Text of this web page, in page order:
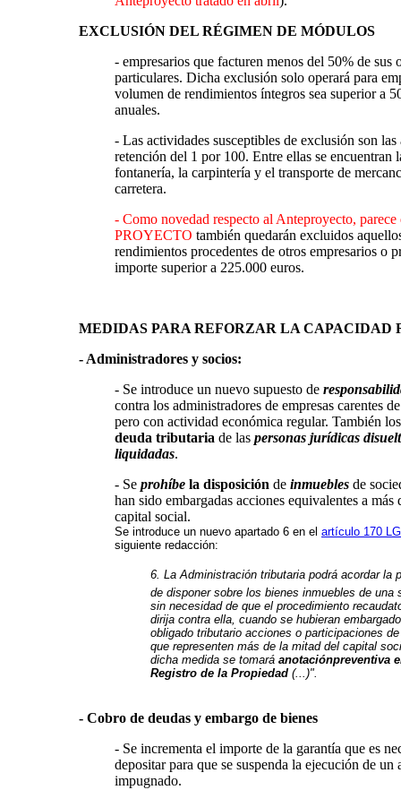
EXCLUSIÓN DEL RÉGIMEN DE MÓDULOS
- empresarios que facturen menos del 50% de sus
particulares. Dicha exclusión solo operará para
volumen de rendimientos íntegros sea superior a
anuales.
- Las actividades susceptibles de exclusión son las
retención del 1 por 100. Entre ellas se encuentran
fontanería, la carpintería y el transporte de
carretera.
- Como novedad respecto al Anteproyecto, parece
PROYECTO también quedarán excluidos
rendimientos procedentes de otros empresarios o
importe superior a 225.000 euros.
MEDIDAS PARA REFORZAR LA CAPACIDAD
- Administradores y socios:
- Se introduce un nuevo supuesto de
contra los administradores de empresas carentes
pero con actividad económica regular. También
deuda tributaria de las personas jurídicas
liquidadas.
- Se prohíbe la disposición de inmuebles de
han sido embargadas acciones equivalentes a más
capital social.
Se introduce un nuevo apartado 6 en el artículo 170
siguiente redacción:
6. La Administración tributaria podrá acordar la
de disponer sobre los bienes inmuebles de una
sin necesidad de que el procedimiento
dirija contra ella, cuando se hubieran
obligado tributario acciones o participaciones
que representen más de la mitad del capital
dicha medida se tomará anotaciónpreventiva
Registro de la Propiedad (...)".
- Cobro de deudas y embargo de bienes
- Se incrementa el importe de la garantía que es
depositar para que se suspenda la ejecución de un
impugnado.